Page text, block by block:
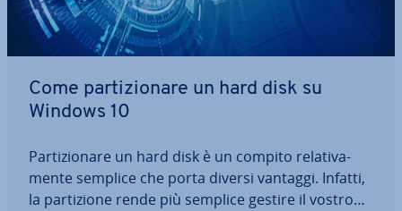
Come par­ti­zio­na­re un hard disk su
Windows 10
Par­ti­zio­na­re un hard disk è un compito re­la­ti­va­
men­te semplice che porta diversi vantaggi. Infatti,
la par­ti­zio­ne rende più semplice gestire il vostro